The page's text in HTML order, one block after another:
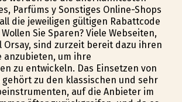
Parfüms y Sonstiges Online-Shops
die jeweiligen gültigen Rabattcode
Sie Sparen? Viele Webseiten,
Orsay, sind zurzeit bereit dazu ihren
anzubieten, um ihre
zu entwickeln. Das Einsetzen von
gehört zu den klassischen und sehr
auf die Anbieter im